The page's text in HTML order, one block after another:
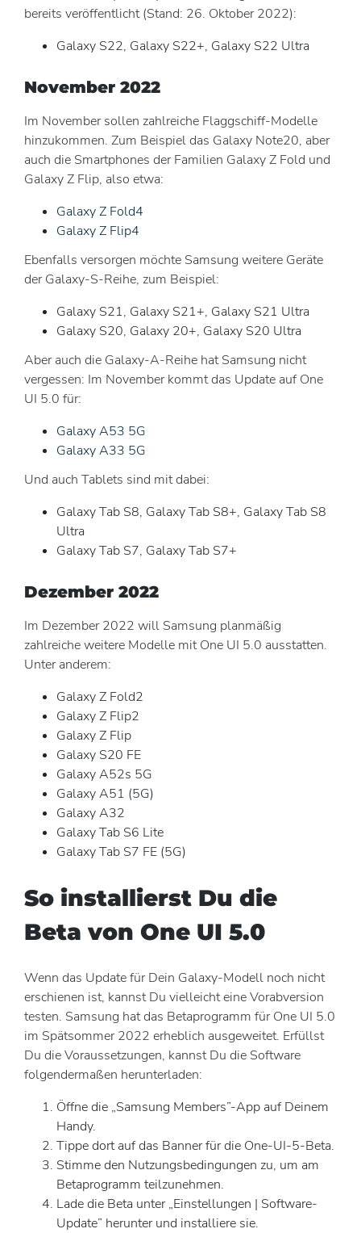
bereits veröffentlicht (Stand: 26. Oktober 2022):
Galaxy S22, Galaxy S22+, Galaxy S22 Ultra
November 2022
Im November sollen zahlreiche Flaggschiff-Modelle
hinzukommen. Zum Beispiel das Galaxy Note20, aber
auch die Smartphones der Familien Galaxy Z Fold und
Galaxy Z Flip, also etwa:
Galaxy Z Fold4
Galaxy Z Flip4
Ebenfalls versorgen möchte Samsung weitere Geräte
der Galaxy-S-Reihe, zum Beispiel:
Galaxy S21, Galaxy S21+, Galaxy S21 Ultra
Galaxy S20, Galaxy 20+, Galaxy S20 Ultra
Aber auch die Galaxy-A-Reihe hat Samsung nicht
vergessen: Im November kommt das Update auf One
UI 5.0 für:
Galaxy A53 5G
Galaxy A33 5G
Und auch Tablets sind mit dabei:
Galaxy Tab S8, Galaxy Tab S8+, Galaxy Tab S8
Ultra
Galaxy Tab S7, Galaxy Tab S7+
Dezember 2022
Im Dezember 2022 will Samsung planmäßig
zahlreiche weitere Modelle mit One UI 5.0 ausstatten.
Unter anderem:
Galaxy Z Fold2
Galaxy Z Flip2
Galaxy Z Flip
Galaxy S20 FE
Galaxy A52s 5G
Galaxy A51 (5G)
Galaxy A32
Galaxy Tab S6 Lite
Galaxy Tab S7 FE (5G)
So installierst Du die
Beta von One UI 5.0
Wenn das Update für Dein Galaxy-Modell noch nicht
erschienen ist, kannst Du vielleicht eine Vorabversion
testen. Samsung hat das Betaprogramm für One UI 5.0
im Spätsommer 2022 erheblich ausgeweitet. Erfüllst
Du die Voraussetzungen, kannst Du die Software
folgendermaßen herunterladen:
Öffne die „Samsung Members”-App auf Deinem
Handy.
Tippe dort auf das Banner für die One-UI-5-Beta.
Stimme den Nutzungsbedingungen zu, um am
Betaprogramm teilzunehmen.
Lade die Beta unter „Einstellungen | Software-
Update” herunter und installiere sie.